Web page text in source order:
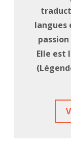
langues
Elle est